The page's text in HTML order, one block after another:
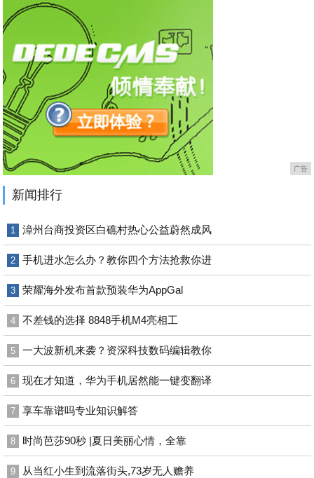
广告
新闻排行
1 漳州台商投资区白礁村热心公益蔚然成风
2 手机进水怎么办？教你四个方法抢救你进
3 荣耀海外发布首款预装华为AppGal
4 不差钱的选择 8848手机M4亮相工
5 一大波新机来袭？资深科技数码编辑教你
6 现在才知道，华为手机居然能一键变翻译
7 享车靠谱吗专业知识解答
8 时尚芭莎90秒 |夏日美丽心情，全靠
9 从当红小生到流落街头,73岁无人赡养